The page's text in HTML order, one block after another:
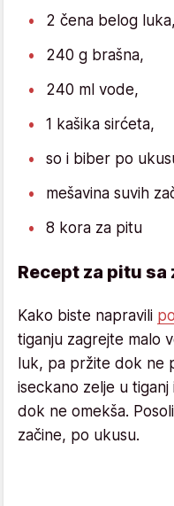
2 čena belog luka,
240 g brašna,
240 ml vode,
1 kašika sirćeta,
so i biber po
mešavina suvih
8 kora za pitu
Recept za pitu sa
Kako biste napravili
tiganju zagrejte malo
luk, pa pržite dok ne
iseckano zelje u
dok ne omekša.
začine, po ukusu.